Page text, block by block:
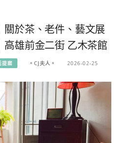
關於茶、老件、藝文展
高雄前金二街 乙木茶館
提案 。CJ夫人。 2026-02-25